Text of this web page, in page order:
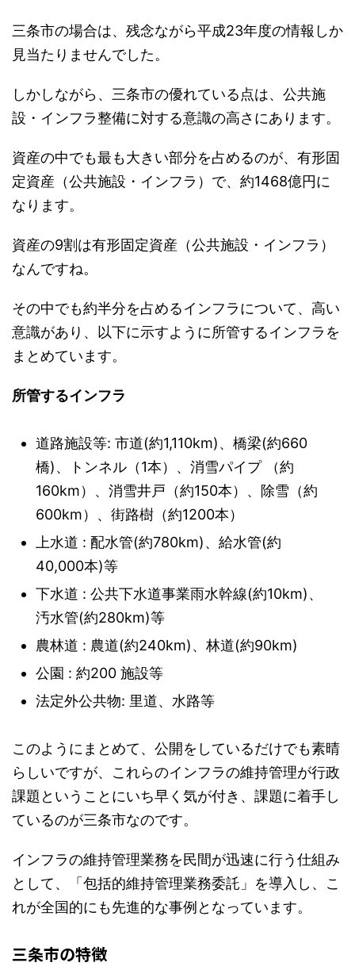
三条市の場合は、残念ながら平成23年度の情報しか
見当たりませんでした。
しかしながら、三条市の優れている点は、公共施
設・インフラ整備に対する意識の高さにあります。
資産の中でも最も大きい部分を占めるのが、有形固
定資産（公共施設・インフラ）で、約1468億円に
なります。
資産の9割は有形固定資産（公共施設・インフラ）
なんですね。
その中でも約半分を占めるインフラについて、高い
意識があり、以下に示すように所管するインフラを
まとめています。
所管するインフラ
道路施設等: 市道(約1,110km)、橋梁(約660
橋)、トンネル（1本）、消雪パイプ （約
160km）、消雪井戸（約150本）、除雪（約
600km）、街路樹（約1200本）
上水道 : 配水管(約780km)、給水管(約
40,000本)等
下水道 : 公共下水道事業雨水幹線(約10km)、
汚水管(約280km)等
農林道 : 農道(約240km)、林道(約90km)
公園 : 約200 施設等
法定外公共物: 里道、水路等
このようにまとめて、公開をしているだけでも素晴
らしいですが、これらのインフラの維持管理が行政
課題ということにいち早く気が付き、課題に着手し
ているのが三条市なのです。
インフラの維持管理業務を民間が迅速に行う仕組み
として、「包括的維持管理業務委託」を導入し、こ
れが全国的にも先進的な事例となっています。
三条市の特徴